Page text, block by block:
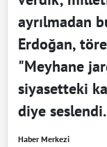
ayrılmadan
Erdoğan,
"Meyhane
siyasetteki
diye seslendi.
Haber Merkezi